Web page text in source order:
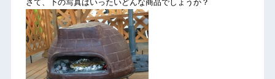
さて、下の写真はいったいどんな商品でしょうか？